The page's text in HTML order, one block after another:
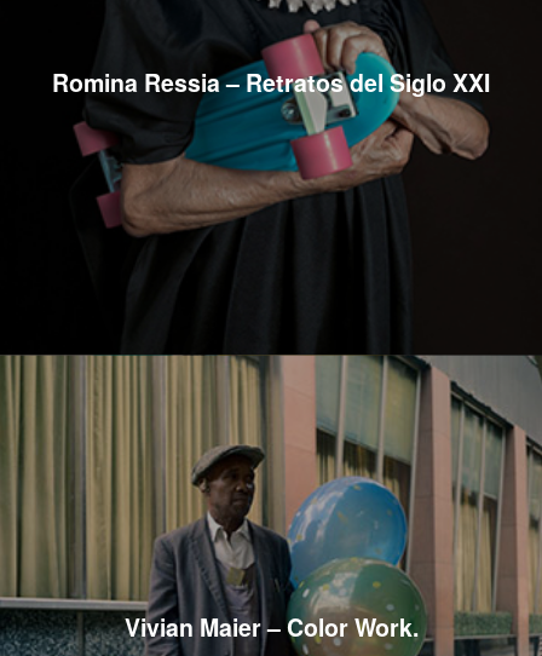
Romina Ressia – Retratos del Siglo XXI
Vivian Maier – Color Work.